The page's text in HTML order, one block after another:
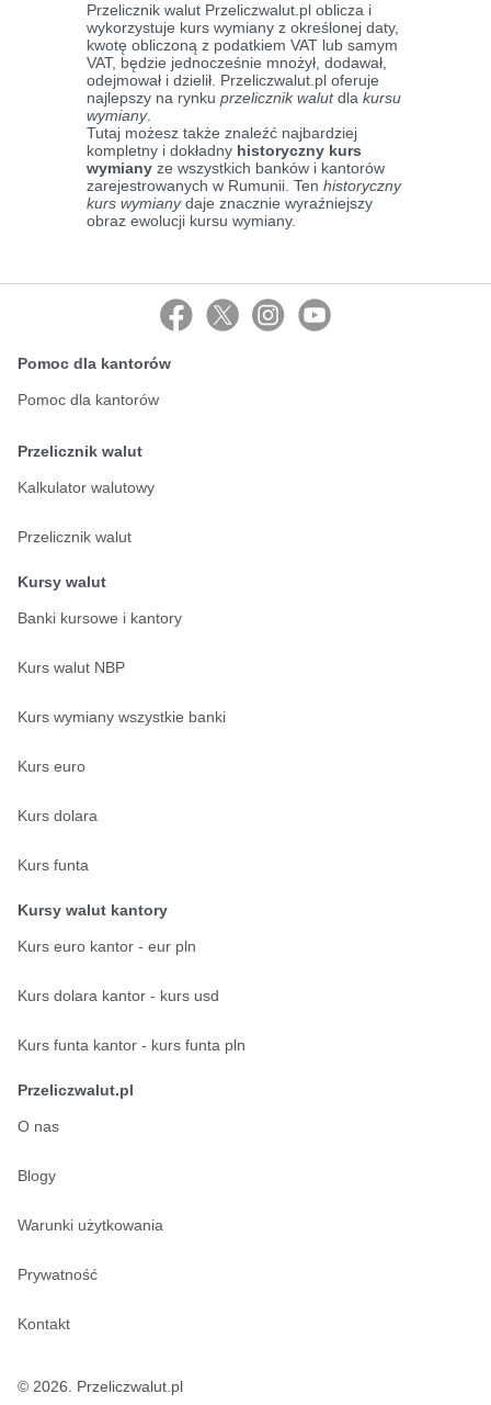
Przelicznik walut Przeliczwalut.pl oblicza i
wykorzystuje kurs wymiany z określonej daty,
kwotę obliczoną z podatkiem VAT lub samym
VAT, będzie jednocześnie mnożył, dodawał,
odejmował i dzielił. Przeliczwalut.pl oferuje
najlepszy na rynku przelicznik walutdla kursu
wymiany.
Tutaj możesz także znaleźć najbardziej
kompletny i dokładny historyczny kurs
wymiany ze wszystkich banków i kantorów
zarejestrowanych w Rumunii. Ten historyczny
kurs wymianydaje znacznie wyraźniejszy
obraz ewolucji kursu wymiany.
Pomoc dla kantorów
Pomoc dla kantorów
Przelicznik walut
Kalkulator walutowy
Przelicznik walut
Kursy walut
Banki kursowe i kantory
Kurs walut NBP
Kurs wymiany wszystkie banki
Kurs euro
Kurs dolara
Kurs funta
Kursy walut kantory
Kurs euro kantor - eur pln
Kurs dolara kantor - kurs usd
Kurs funta kantor - kurs funta pln
Przeliczwalut.pl
O nas
Blogy
Warunki użytkowania
Prywatność
Kontakt
© 2026. Przeliczwalut.pl